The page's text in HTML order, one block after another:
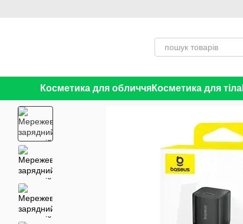
Косметика для обличчяКосметика для тіла